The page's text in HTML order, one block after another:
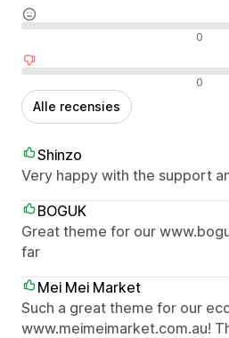
Neutrale recensies 0
Negatieve recensies 0
Alle recensies
Shinzo
Very happy with the support
BOGUK
Great theme for our
far
Mei Mei Market
Such a great theme for our
www.meimeimarket.com.au!